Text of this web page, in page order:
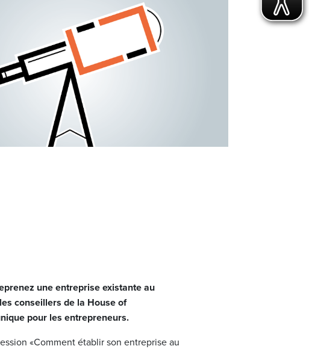
une entreprise existante au
conseillers de la House of
pour les entrepreneurs.
«Comment établir son entreprise au